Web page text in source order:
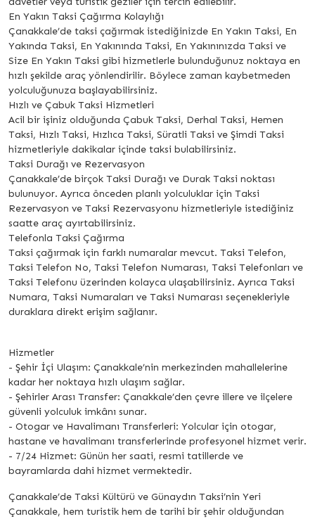
En Yakın Taksi Çağırma Kolaylığı
Çanakkale’de taksi çağırmak istediğinizde En Yakın Taksi, En
Yakında Taksi, En Yakınında Taksi, En Yakınınızda Taksi ve
Size En Yakın Taksi gibi hizmetlerle bulunduğunuz noktaya en
hızlı şekilde araç yönlendirilir. Böylece zaman kaybetmeden
yolculuğunuza başlayabilirsiniz.
Hızlı ve Çabuk Taksi Hizmetleri
Acil bir işiniz olduğunda Çabuk Taksi, Derhal Taksi, Hemen
Taksi, Hızlı Taksi, Hızlıca Taksi, Süratli Taksi ve Şimdi Taksi
hizmetleriyle dakikalar içinde taksi bulabilirsiniz.
Taksi Durağı ve Rezervasyon
Çanakkale’de birçok Taksi Durağı ve Durak Taksi noktası
bulunuyor. Ayrıca önceden planlı yolculuklar için Taksi
Rezervasyon ve Taksi Rezervasyonu hizmetleriyle istediğiniz
saatte araç ayırtabilirsiniz.
Telefonla Taksi Çağırma
Taksi çağırmak için farklı numaralar mevcut. Taksi Telefon,
Taksi Telefon No, Taksi Telefon Numarası, Taksi Telefonları ve
Taksi Telefonu üzerinden kolayca ulaşabilirsiniz. Ayrıca Taksi
Numara, Taksi Numaraları ve Taksi Numarası seçenekleriyle
duraklara direkt erişim sağlanır.
Hizmetler
- Şehir İçi Ulaşım: Çanakkale’nin merkezinden mahallelerine
kadar her noktaya hızlı ulaşım sağlar.
- Şehirler Arası Transfer: Çanakkale’den çevre illere ve ilçelere
güvenli yolculuk imkânı sunar.
- Otogar ve Havalimanı Transferleri: Yolcular için otogar,
hastane ve havalimanı transferlerinde profesyonel hizmet verir.
- 7/24 Hizmet: Günün her saati, resmi tatillerde ve
bayramlarda dahi hizmet vermektedir.
Çanakkale’de Taksi Kültürü ve Günaydın Taksi’nin Yeri
Çanakkale, hem turistik hem de tarihi bir şehir olduğundan